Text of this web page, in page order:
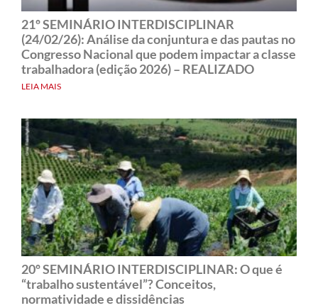
21º SEMINÁRIO INTERDISCIPLINAR
(24/02/26): Análise da conjuntura e das pautas no
Congresso Nacional que podem impactar a classe
trabalhadora (edição 2026) – REALIZADO
LEIA MAIS
20º SEMINÁRIO INTERDISCIPLINAR: O que é
“trabalho sustentável”? Conceitos,
normatividade e dissidências